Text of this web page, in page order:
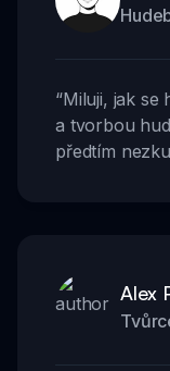
“Miluji, jak se
a tvorbou
předtím
Alex